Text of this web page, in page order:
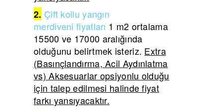
2. Çift kollu yangın
merdivenifiyatları 1 m2 ortalama
15500 ve 17000 aralığında
olduğunu belirtmek isteriz. Extra
(Basınçlandırma, Acil Aydınlatma
vs) Aksesuarlar opsiyonlu olduğu
için talep edilmesi halinde fiyat
farkı yansıyacaktır.